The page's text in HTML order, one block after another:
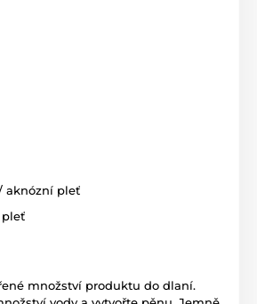
aknózní pleť
pleť
množství produktu do dlaní.